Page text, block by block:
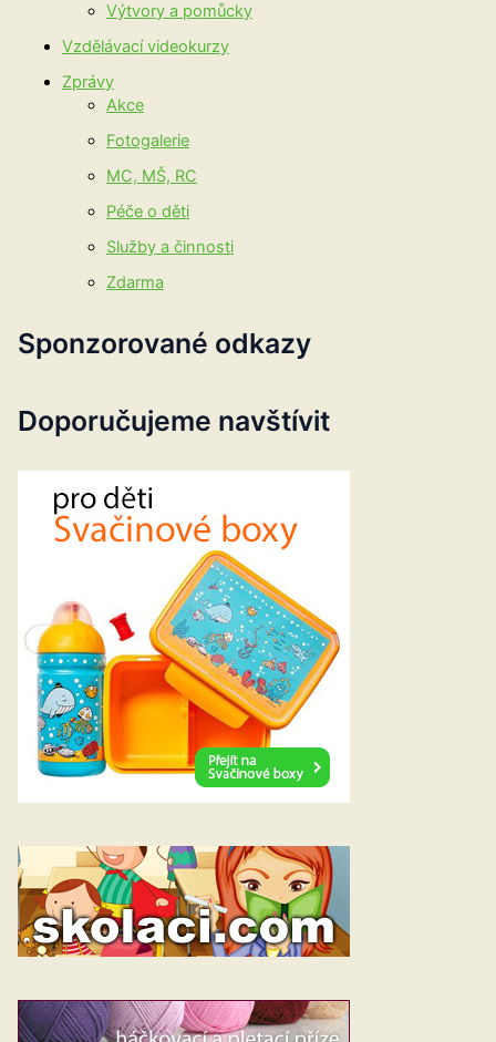
Výtvory a pomůcky
Vzdělávací videokurzy
Zprávy
Akce
Fotogalerie
MC, MŠ, RC
Péče o děti
Služby a činnosti
Zdarma
Sponzorované odkazy
Doporučujeme navštívit